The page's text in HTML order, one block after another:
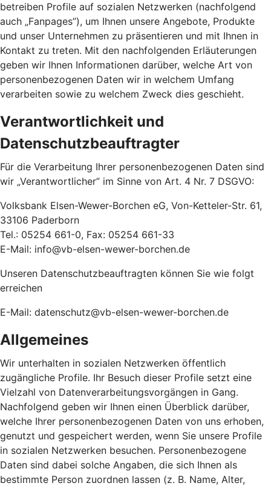
betreiben Profile auf sozialen Netzwerken (nachfolgend
auch „Fanpages”), um Ihnen unsere Angebote, Produkte
und unser Unternehmen zu präsentieren und mit Ihnen in
Kontakt zu treten. Mit den nachfolgenden Erläuterungen
geben wir Ihnen Informationen darüber, welche Art von
personenbezogenen Daten wir in welchem Umfang
verarbeiten sowie zu welchem Zweck dies geschieht.
Verantwortlichkeit und
Datenschutzbeauftragter
Für die Verarbeitung Ihrer personenbezogenen Daten sind
wir „Verantwortlicher” im Sinne von Art. 4 Nr. 7 DSGVO:
Volksbank Elsen-Wewer-Borchen eG, Von-Ketteler-Str. 61,
33106 Paderborn
Tel.: 05254 661-0, Fax: 05254 661-33
E-Mail: info@vb-elsen-wewer-borchen.de
Unseren Datenschutzbeauftragten können Sie wie folgt
erreichen
E-Mail: datenschutz@vb-elsen-wewer-borchen.de
Allgemeines
Wir unterhalten in sozialen Netzwerken öffentlich
zugängliche Profile. Ihr Besuch dieser Profile setzt eine
Vielzahl von Datenverarbeitungsvorgängen in Gang.
Nachfolgend geben wir Ihnen einen Überblick darüber,
welche Ihrer personenbezogenen Daten von uns erhoben,
genutzt und gespeichert werden, wenn Sie unsere Profile
in sozialen Netzwerken besuchen. Personenbezogene
Daten sind dabei solche Angaben, die sich Ihnen als
bestimmte Person zuordnen lassen (z. B. Name, Alter,